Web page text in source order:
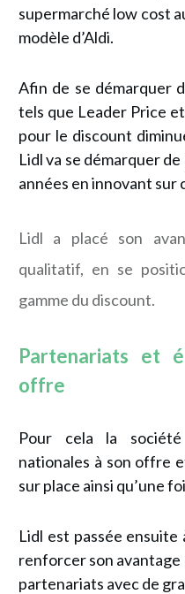
supermarché low cost
modèle d’Aldi.
Afin de se démarquer
tels que Leader Price
pour le discount
Lidl va se démarquer
années en innovant sur
Lidl a placé son
qualitatif, en se
gamme du discount.
Partenariats et
offre
Pour cela la
nationales à son offre
sur place ainsi qu’une
Lidl est passée
renforcer son
partenariats avec de